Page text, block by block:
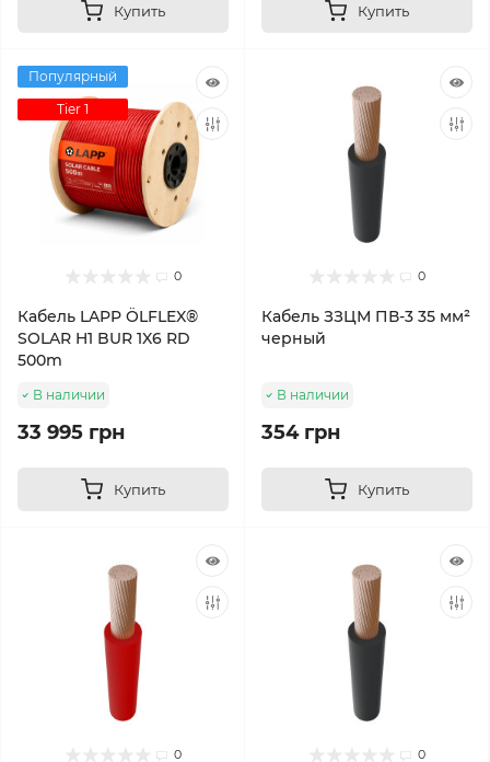
Купить Купить
Популярный
Tier 1
0
Кабель LAPP ÖLFLEX®
SOLAR H1 BUR 1X6 RD
500m
В наличии
33 995 грн
Купить
0
Кабель ЗЗЦМ ПВ-3 35 мм²
черный
В наличии
354 грн
Купить
0 0